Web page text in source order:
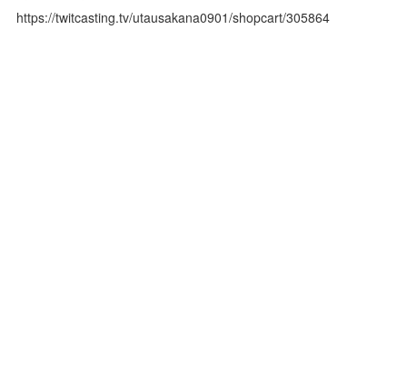
https://twitcasting.tv/utausakana0901/shopcart/305864